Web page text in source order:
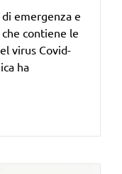
emergenza e
contiene le
virus Covid-
ha